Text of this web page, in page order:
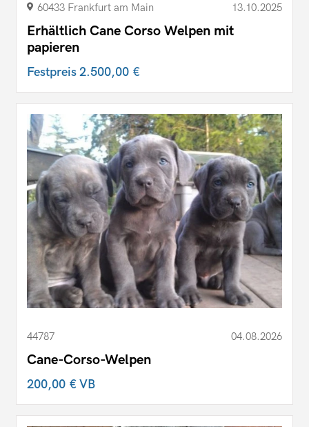
60433 Frankfurt am Main 13.10.2025
Erhältlich Cane Corso Welpen mit
papieren
Festpreis2.500,00 €
44787 04.08.2026
Cane-Corso-Welpen
200,00 €VB